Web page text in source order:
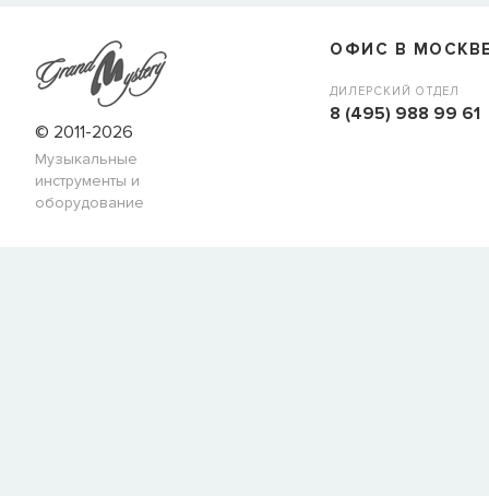
наличии, но вы можете оставить заявку и мы сообщим
когда товар можно будет купить.
Имя
E-mail
© 2011-2026
Музыкальные
инструменты и
оборудование
ОФИС В
ДИЛЕРСКИЙ ОТДЕЛ
8 (495) 988 99 61